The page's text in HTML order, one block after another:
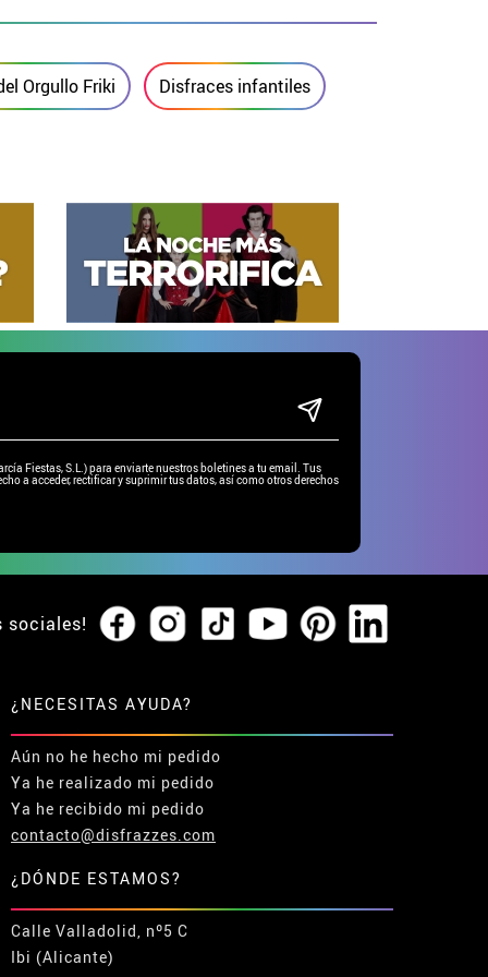
Orgullo Friki Disfraces infantiles
Fiestas, S.L.) para enviarte nuestros boletines a tu email. Tus
a acceder, rectificar y suprimir tus datos, así como otros derechos
sociales!
¿NECESITAS AYUDA?
Aún no he hecho mi pedido
Ya he realizado mi pedido
Ya he recibido mi pedido
contacto@disfrazzes.com
¿DÓNDE ESTAMOS?
Calle Valladolid, nº5 C
Ibi (Alicante)